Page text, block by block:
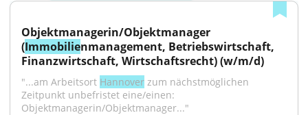
Objektmanagerin/Objektmanager
(Immobilienmanagement, Betriebswirtschaft,
Finanzwirtschaft, Wirtschaftsrecht) (w/m/d)
"...am Arbeitsort Hannover zum nächstmöglichen
Zeitpunkt unbefristet eine/einen:
Objektmanagerin/Objektmanager..."